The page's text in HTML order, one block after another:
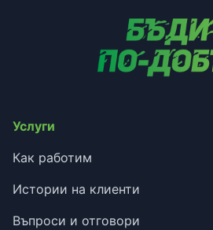
Услуги
Как работим
Истории на клиенти
Въпроси и отговори